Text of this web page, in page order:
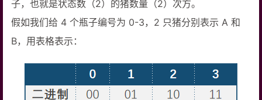
子，也就是状态数（2）的猪数量（2）次方。
假如我们给 4 个瓶子编号为 0-3，2 只猪分别表示 A 和
B，用表格表示：